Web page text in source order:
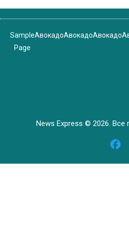
Sample
Page
АвокадоАвокадоАвокадо
News Express © 2026.